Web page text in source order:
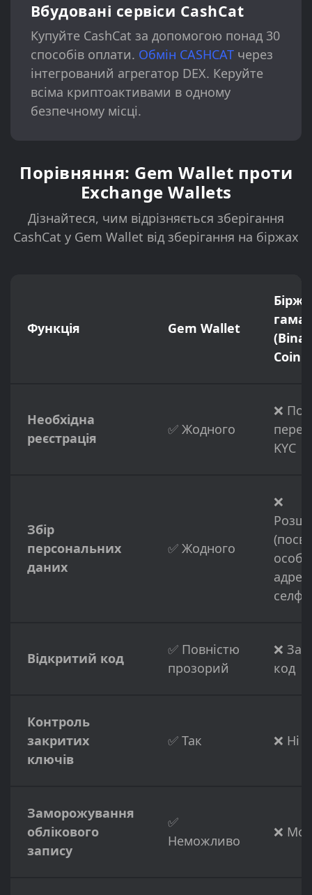
Вбудовані сервіси CashCat
Купуйте CashCat за допомогою понад 30
способів оплати. Обмін CASHCATчерез
інтегрований агрегатор DEX. Керуйте
всіма криптоактивами в одному
безпечному місці.
Порівняння: Gem Wallet проти
Exchange Wallets
Дізнайтеся, чим відрізняється зберігання
CashCat у Gem Wallet від зберігання на біржах
Функція Gem Wallet
Необхідна
реєстрація
✅ Жодного
❌
KYC
Збір
персональних
даних
✅ Жодного
❌
селфі)
Відкритий код
✅ Повністю
прозорий
❌
код
Контроль
закритих
ключів
✅ Так ❌ Ні
Заморожування
облікового
запису
✅
Неможливо
❌